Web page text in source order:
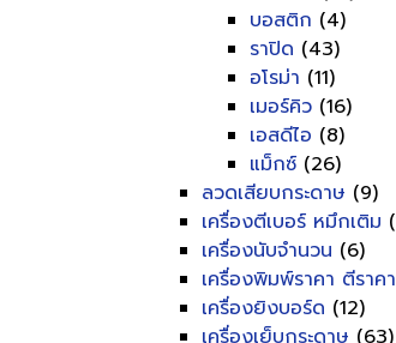
บอสติก (4)
ราปิด (43)
อโรม่า (11)
เมอร์คิว (16)
เอสดีไอ (8)
แม็กซ์ (26)
ลวดเสียบกระดาษ (9)
เครื่องตีเบอร์ หมึกเติม
เครื่องนับจำนวน (6)
เครื่องพิมพ์ราคา ตีราคา
เครื่องยิงบอร์ด (12)
เครื่องเย็บกระดาษ (63)